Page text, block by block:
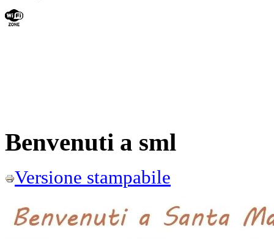
Benvenuti a sml
Versione stampabile